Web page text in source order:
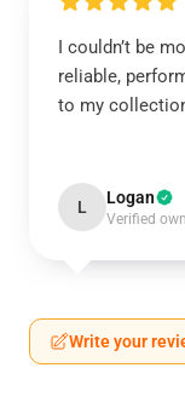
I couldn’t be
reliable,
to my
L Logan
Verified
Write your